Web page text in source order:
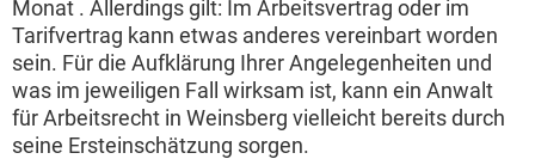
Monat . Allerdings gilt: Im Arbeitsvertrag oder im
Tarifvertrag kann etwas anderes vereinbart worden
sein. Für die Aufklärung Ihrer Angelegenheiten und
was im jeweiligen Fall wirksam ist, kann ein Anwalt
für Arbeitsrecht in Weinsberg vielleicht bereits durch
seine Ersteinschätzung sorgen.